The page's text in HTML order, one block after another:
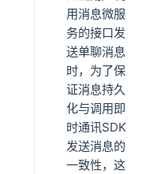
用消息微服
务的接口发
送单聊消息
时，为了保
证消息持久
化与调用即
时通讯SDK
发送消息的
一致性，这